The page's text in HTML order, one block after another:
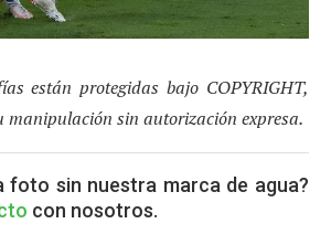
están protegidas bajo COPYRIGHT,
manipulación sin autorización expresa.
foto sin nuestra marca de agua?
con nosotros.